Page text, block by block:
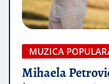
MUZICA
Mihaela